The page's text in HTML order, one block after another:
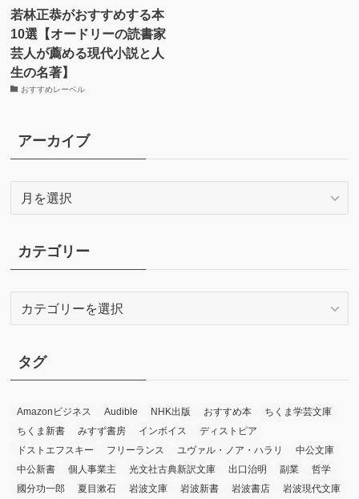
若林正恭がおすすめする本
10選【オードリーの読書家
芸人が薦める現代小説と人
生の名著】
おすすめレーベル
アーカイブ
イ
ブ
カテゴリー
リ
ー
タグ
Amazonビジネス Audible NHK出版 おすすめ本
ちくま学芸文庫
ちくま新書
みすず書房 インボイス
ディストピア
ドストエフスキー
フリーランス ユヴァル・ノア・ハラリ
中公文庫
中公新書
個人事業主 光文社古典新訳文庫 出口治明 副業
哲学
國分功一郎
夏目漱石 岩波文庫 岩波新書 岩波書店 岩波現代文庫